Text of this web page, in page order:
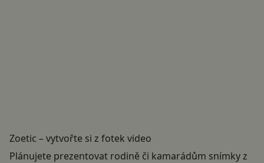
Zoetic – vytvořte si z fotek video
Plánujete prezentovat rodině či kamarádům snímky z